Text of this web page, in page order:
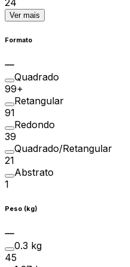
24
Ver mais
Formato
Quadrado
99+
Retangular
91
Redondo
39
Quadrado/Retangular
21
Abstrato
1
Peso (kg)
0.3 kg
45